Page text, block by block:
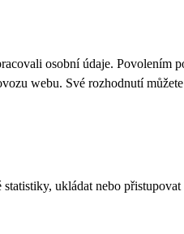
osobní údaje. Povolením
webu. Své rozhodnutí
ukládat nebo